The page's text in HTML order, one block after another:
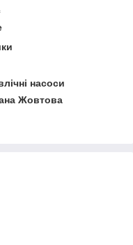
насоси
Жовтова